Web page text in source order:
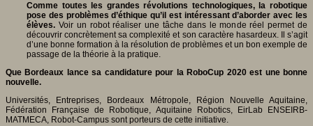
Comme toutes les grandes révolutions technologiques, la robotique
pose des problèmes d’éthique qu’il est intéressant d’aborder avec les
élèves. Voir un robot réaliser une tâche dans le monde réel permet de
découvrir concrètement sa complexité et son caractère hasardeux. Il s’agit
d’une bonne formation à la résolution de problèmes et un bon exemple de
passage de la théorie à la pratique.
Que Bordeaux lance sa candidature pour la RoboCup 2020 est une bonne
nouvelle.
Universités, Entreprises, Bordeaux Métropole, Région Nouvelle Aquitaine,
Fédération Française de Robotique, Aquitaine Robotics, EirLab ENSEIRB-
MATMECA, Robot-Campus sont porteurs de cette initiative.